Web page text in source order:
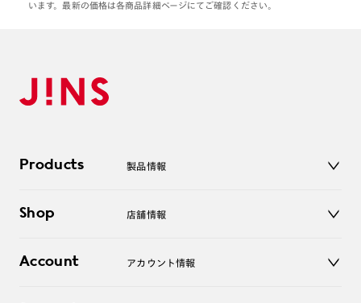
います。最新の価格は各商品詳細ページにてご確認ください。
Products 製品情報
サングラス
コンタクトレンズ
Shop 店舗情報
オンラインショップ
Account アカウント情報